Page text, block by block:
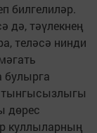
билгелиләр.
дә, тәүлекнең
теләсә нинди
тынгысызлыгы
дөрес
куллыларның